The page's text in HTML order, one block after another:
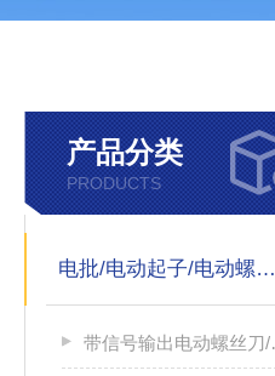
产品分类
PRODUCTS
电批/电动起子/电动螺丝刀
带信号输出电动螺丝刀/带信号输出电源